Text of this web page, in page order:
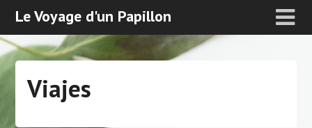
Le Voyage d'un Papillon
Viajes